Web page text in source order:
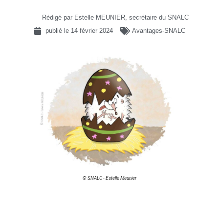
Rédigé par Estelle MEUNIER, secrétaire du SNALC
publié le 14 février 2024 Avantages-SNALC
© SNALC - Estelle Meunier